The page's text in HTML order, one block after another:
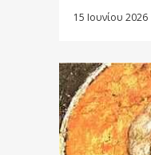
15 Ιουνίου 2026